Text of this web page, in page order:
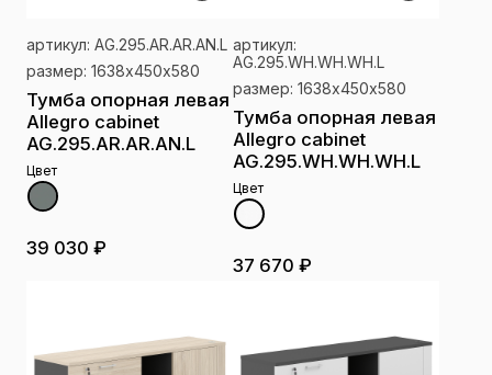
артикул: AG.295.AR.AR.AN.L
размер: 1638х450х580
Тумба опорная левая
Allegro cabinet
AG.295.AR.AR.AN.L
Цвет
39 030 ₽
артикул:
AG.295.WH.WH.WH.L
размер: 1638х450х580
Тумба опорная левая
Allegro cabinet
AG.295.WH.WH.WH.L
Цвет
37 670 ₽